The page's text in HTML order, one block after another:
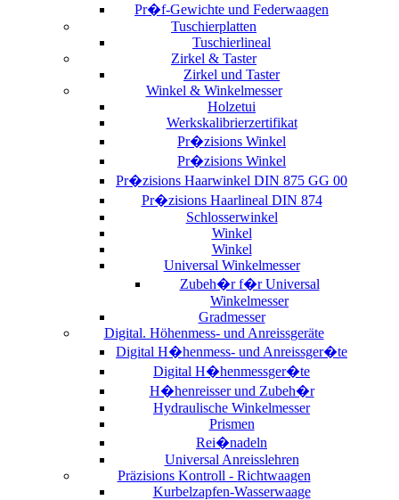
Pr�f-Gewichte und Federwaagen
Tuschierplatten
Tuschierlineal
Zirkel & Taster
Zirkel und Taster
Winkel & Winkelmesser
Holzetui
Werkskalibrierzertifikat
Pr�zisions Winkel
Pr�zisions Winkel
Pr�zisions Haarwinkel DIN 875 GG 00
Pr�zisions Haarlineal DIN 874
Schlosserwinkel
Winkel
Winkel
Universal Winkelmesser
Zubeh�r f�r Universal
Winkelmesser
Gradmesser
Digital. Höhenmess- und Anreissgeräte
Digital H�henmess- und Anreissger�te
Digital H�henmessger�te
H�henreisser und Zubeh�r
Hydraulische Winkelmesser
Prismen
Rei�nadeln
Universal Anreisslehren
Präzisions Kontroll - Richtwaagen
Kurbelzapfen-Wasserwaage